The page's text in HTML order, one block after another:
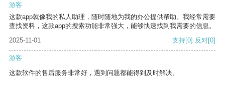
游客
这款app就像我的私人助理，随时随地为我的办公提供帮助。我经常需要
查找资料，这款app的搜索功能非常强大，能够快速找到我需要的信息。
2025-11-01
支持[0] 反对[0]
游客
这款软件的售后服务非常好，遇到问题都能得到及时解决。